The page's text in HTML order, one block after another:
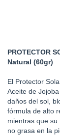
PROTECTOR
Natural (60gr)
El Protector
Aceite de
daños del sol,
fórmula de alto
mientras que
no grasa en la